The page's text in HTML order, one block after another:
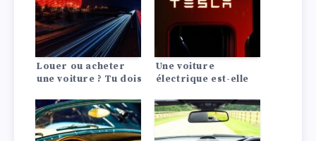
Louer ou acheter
une voiture ? Tu dois
Une voiture
électrique est-elle
comparaison avec
les moteurs à
combustion